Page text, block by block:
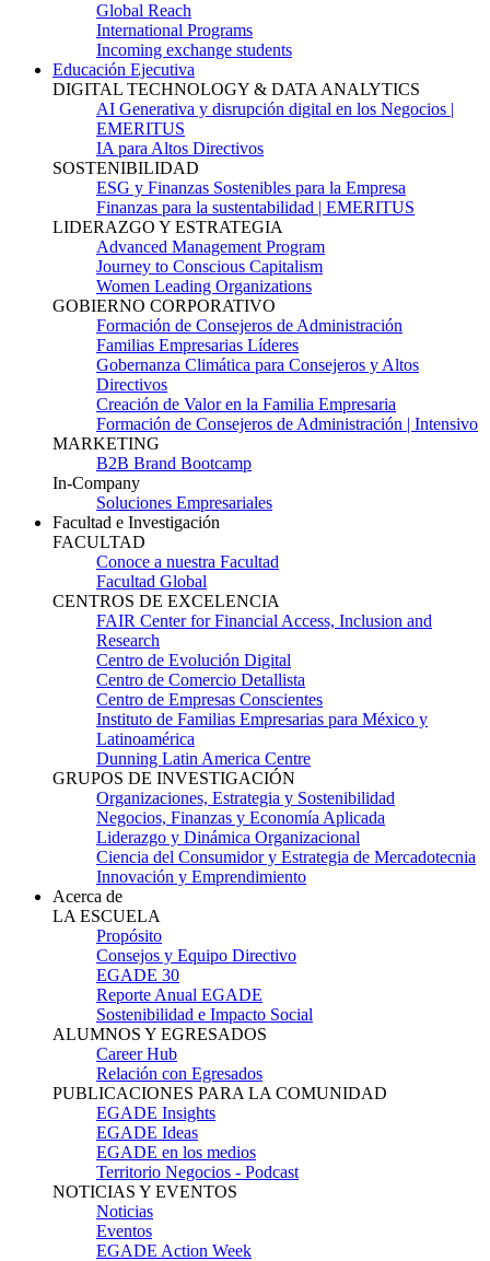
Global Reach
International Programs
Incoming exchange students
Educación Ejecutiva
DIGITAL TECHNOLOGY & DATA ANALYTICS
AI Generativa y disrupción digital en los Negocios |
EMERITUS
IA para Altos Directivos
SOSTENIBILIDAD
ESG y Finanzas Sostenibles para la Empresa
Finanzas para la sustentabilidad | EMERITUS
LIDERAZGO Y ESTRATEGIA
Advanced Management Program
Journey to Conscious Capitalism
Women Leading Organizations
GOBIERNO CORPORATIVO
Formación de Consejeros de Administración
Familias Empresarias Líderes
Gobernanza Climática para Consejeros y Altos
Directivos
Creación de Valor en la Familia Empresaria
Formación de Consejeros de Administración | Intensivo
MARKETING
B2B Brand Bootcamp
In-Company
Soluciones Empresariales
Facultad e Investigación
FACULTAD
Conoce a nuestra Facultad
Facultad Global
CENTROS DE EXCELENCIA
FAIR Center for Financial Access, Inclusion and
Research
Centro de Evolución Digital
Centro de Comercio Detallista
Centro de Empresas Conscientes
Instituto de Familias Empresarias para México y
Latinoamérica
Dunning Latin America Centre
GRUPOS DE INVESTIGACIÓN
Organizaciones, Estrategia y Sostenibilidad
Negocios, Finanzas y Economía Aplicada
Liderazgo y Dinámica Organizacional
Ciencia del Consumidor y Estrategia de Mercadotecnia
Innovación y Emprendimiento
Acerca de
LA ESCUELA
Propósito
Consejos y Equipo Directivo
EGADE 30
Reporte Anual EGADE
Sostenibilidad e Impacto Social
ALUMNOS Y EGRESADOS
Career Hub
Relación con Egresados
PUBLICACIONES PARA LA COMUNIDAD
EGADE Insights
EGADE Ideas
EGADE en los medios
Territorio Negocios - Podcast
NOTICIAS Y EVENTOS
Noticias
Eventos
EGADE Action Week